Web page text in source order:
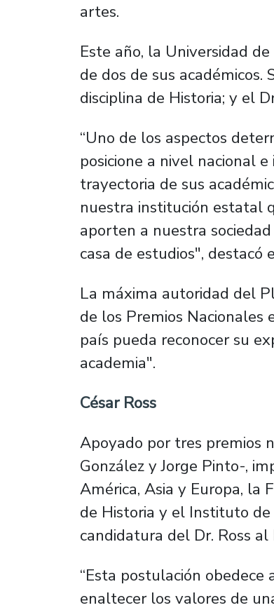
artes.
Este año, la Universidad
de dos de sus
disciplina de Historia; y el
“Uno de los aspectos
posicione a nivel nacional
trayectoria de sus
nuestra institución estatal
aporten a nuestra
casa de estudios", destacó
La máxima autoridad del
de los Premios
país pueda reconocer su
academia".
César Ross
Apoyado por tres premios
González y Jorge Pinto-,
América, Asia y Europa, la
de Historia y el Instituto de
candidatura del Dr. Ross
“Esta postulación
enaltecer los valores de